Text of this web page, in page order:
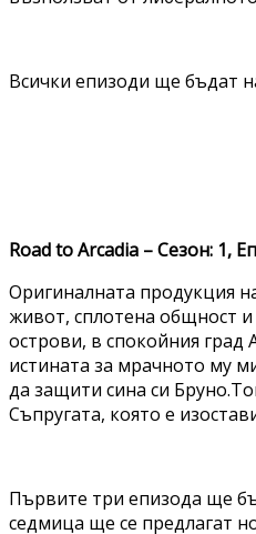
Всички епизоди ще бъдат
Road to Arcadia – Сезон: 1,
Оригиналната продукция
живот, сплотена общност
острови, в спокойния град
истината за мрачното му
да защити сина си
Съпругата, която е
Първите три епизода ще
седмица ще се предлагат